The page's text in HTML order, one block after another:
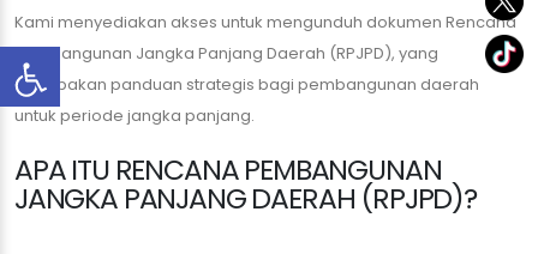
Kami menyediakan akses untuk mengunduh dokumen Rencana
Pembangunan Jangka Panjang Daerah (RPJPD), yang
merupakan panduan strategis bagi pembangunan daerah
untuk periode jangka panjang.
APA ITU RENCANA PEMBANGUNAN
JANGKA PANJANG DAERAH (RPJPD)?